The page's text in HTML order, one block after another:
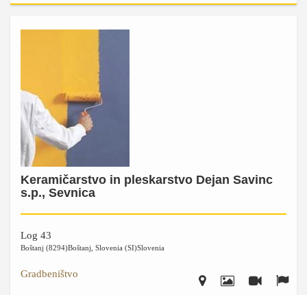
Keramičarstvo in pleskarstvo Dejan Savinc
s.p., Sevnica
Log 43
Boštanj (8294)Boštanj Slovenia (SI)Slovenia
Gradbeništvo